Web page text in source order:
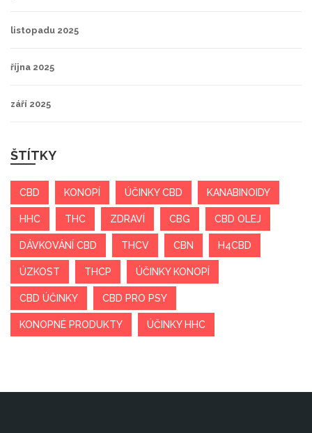
listopadu 2025
října 2025
září 2025
ŠTÍTKY
CBD KONOPÍ ÚČINKY CBD KANABINOIDY
HHC THC ZDRAVÍ CBG CBD OLEJ
DÁVKOVÁNÍ CBD THCV CBN H4CBD
ÚZKOST THCP ÚČINKY KONOPÍ
CBD ÚČINKY CBD PRO PSY
KONOPNÉ PRODUKTY ÚČINKY HHC